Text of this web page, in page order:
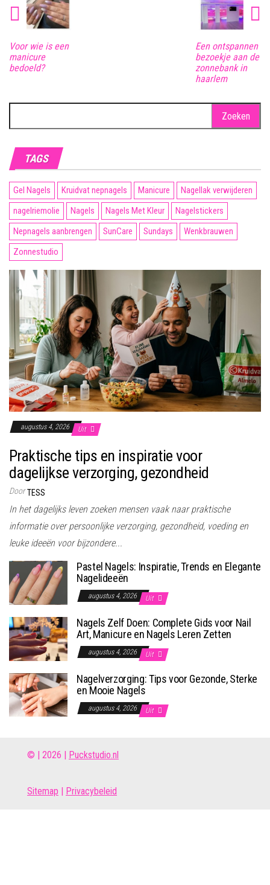
Voor wie is een
manicure
bedoeld?
Een ontspannen
bezoekje aan de
zonnebank in
haarlem
naar:
TAGS
Gel Nagels Kruidvat nepnagels Manicure
Nagellak verwijderen
nagelriemolie
Nagels Nagels Met Kleur
Nagelstickers
Nepnagels aanbrengen
SunCare Sundays
Wenkbrauwen
Zonnestudio
augustus 4, 2026 Uit
Praktische tips en inspiratie voor
dagelijkse verzorging, gezondheid
Door TESS
In het dagelijks leven zoeken mensen vaak naar praktische
informatie over persoonlijke verzorging, gezondheid, voeding en
leuke ideeën voor bijzondere...
Pastel Nagels: Inspiratie, Trends en Elegante
Nagelideeën
augustus 4, 2026 Uit
Nagels Zelf Doen: Complete Gids voor Nail
Art, Manicure en Nagels Leren Zetten
augustus 4, 2026 Uit
Nagelverzorging: Tips voor Gezonde, Sterke
en Mooie Nagels
augustus 4, 2026 Uit
© | 2026 | Puckstudio.nl
Sitemap Privacybeleid